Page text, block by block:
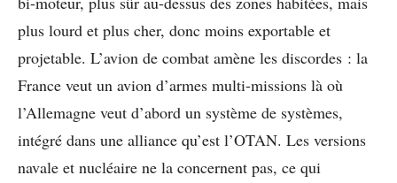
plus lourd et plus cher, donc moins exportable et
projetable. L’avion de combat amène les discordes : la
France veut un avion d’armes multi-missions là où
l’Allemagne veut d’abord un système de systèmes,
intégré dans une alliance qu’est l’OTAN. Les versions
navale et nucléaire ne la concernent pas, ce qui